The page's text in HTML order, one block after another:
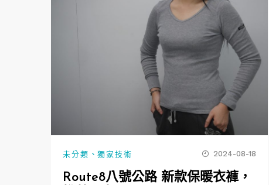
未分類 、獨家技術 2024-08-18
Route8八號公路 新款保暖衣褲，